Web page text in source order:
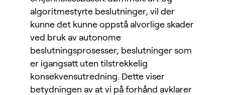
algoritmestyrte beslutninger, vil der
kunne det kunne oppstå alvorlige skader
ved bruk av autonome
beslutningsprosesser, beslutninger som
er igangsatt uten tilstrekkelig
konsekvensutredning. Dette viser
betydningen av at vi på forhånd avklarer